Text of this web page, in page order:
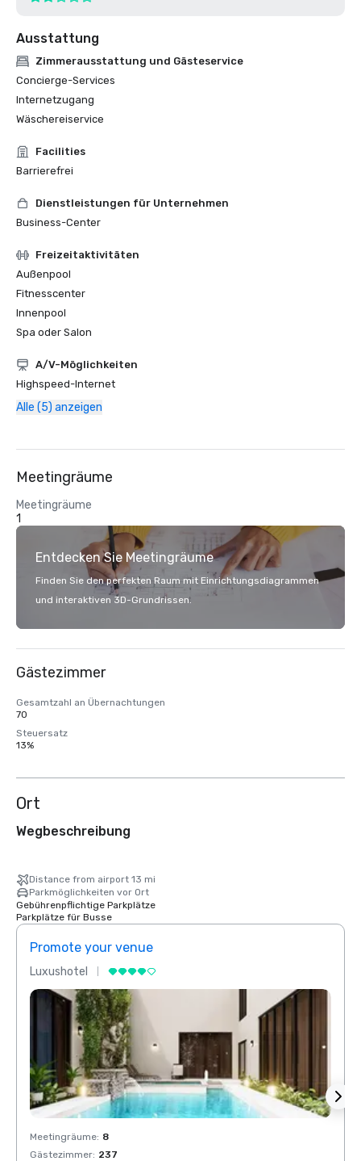
Ausstattung
Zimmerausstattung und Gästeservice
Concierge-Services
Internetzugang
Wäschereiservice
Facilities
Barrierefrei
Dienstleistungen für Unternehmen
Business-Center
Freizeitaktivitäten
Außenpool
Fitnesscenter
Innenpool
Spa oder Salon
A/V-Möglichkeiten
Highspeed-Internet
Alle (5) anzeigen
Meetingräume
Meetingräume
1
Entdecken Sie Meetingräume
Finden Sie den perfekten Raum mit Einrichtungsdiagrammen
und interaktiven 3D-Grundrissen.
Gästezimmer
Gesamtzahl an Übernachtungen
70
Steuersatz
13%
Ort
Wegbeschreibung
Distance from airport 13 mi
Parkmöglichkeiten vor Ort
Gebührenpflichtige Parkplätze
Parkplätze für Busse
Promote your venue
Luxushotel
Meetingräume: 8
Gästezimmer: 237